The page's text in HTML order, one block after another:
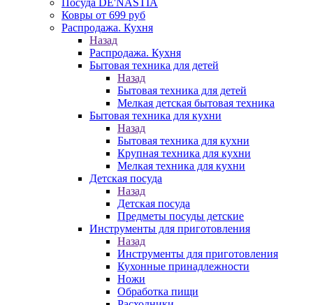
Ковры от 699 руб
Распродажа. Кухня
Назад
Распродажа. Кухня
Бытовая техника для детей
Назад
Бытовая техника для детей
Мелкая детская бытовая техника
Бытовая техника для кухни
Назад
Бытовая техника для кухни
Крупная техника для кухни
Мелкая техника для кухни
Детская посуда
Назад
Детская посуда
Предметы посуды детские
Инструменты для приготовления
Назад
Инструменты для приготовления
Кухонные принадлежности
Ножи
Обработка пищи